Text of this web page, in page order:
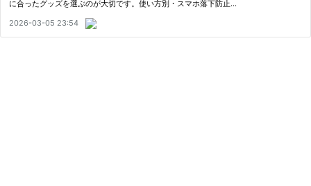
に合ったグッズを選ぶのが大切です。使い方別・スマホ落下防止グ
2026-03-05 23:54